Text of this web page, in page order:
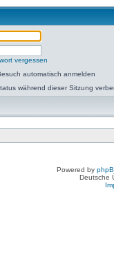
vergessen
automatisch anmelden
während dieser Sitzung
Powered by
Deutsche